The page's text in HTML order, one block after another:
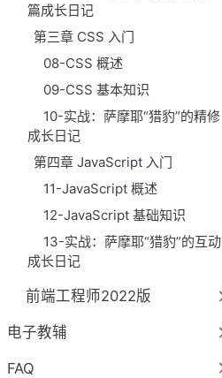
篇成长日记
第三章 CSS 入门
08-CSS 概述
09-CSS 基本知识
10-实战：萨摩耶“猎豹”的精修
成长日记
第四章 JavaScript 入门
11-JavaScript 概述
12-JavaScript 基础知识
13-实战：萨摩耶“猎豹”的互动
成长日记
前端工程师2022版
电子教辅
FAQ